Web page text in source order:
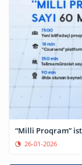
“Milli Proqram”
26-01-2026